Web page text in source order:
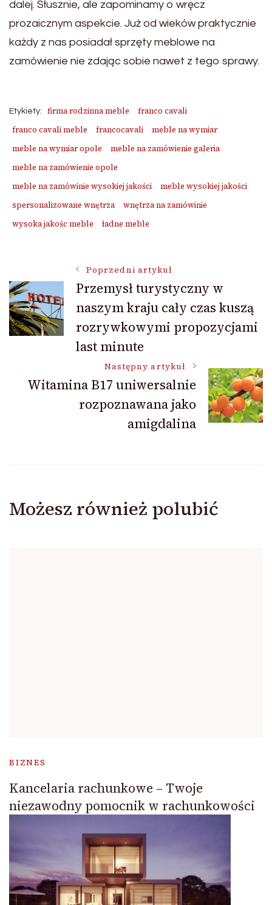
dalej. Słusznie, ale zapominamy o wręcz
prozaicznym aspekcie. Już od wieków praktycznie
każdy z nas posiadał sprzęty meblowe na
zamówienie nie zdając sobie nawet z tego sprawy.
Etykiety: firma rodzinna meble
franco cavali
franco cavali meble
francocavali
meble na wymiar
meble na wymiar opole
meble na zamówienie galeria
meble na zamówienie opole
meble na zamówinie wysokiej jakości
meble wysokiej jakości
spersonalizowane wnętrza
wnętrza na zamówinie
wysoka jakośc meble
ładne meble
Nawigacja
wpisu
Poprzedni artykuł
Przemysł turystyczny w
naszym kraju cały czas kuszą
rozrywkowymi propozycjami
last minute
Następny artykuł
Witamina B17 uniwersalnie
rozpoznawana jako
amigdalina
Możesz również polubić
BIZNES
Kancelaria rachunkowe – Twoje
niezawodny pomocnik w rachunkowości